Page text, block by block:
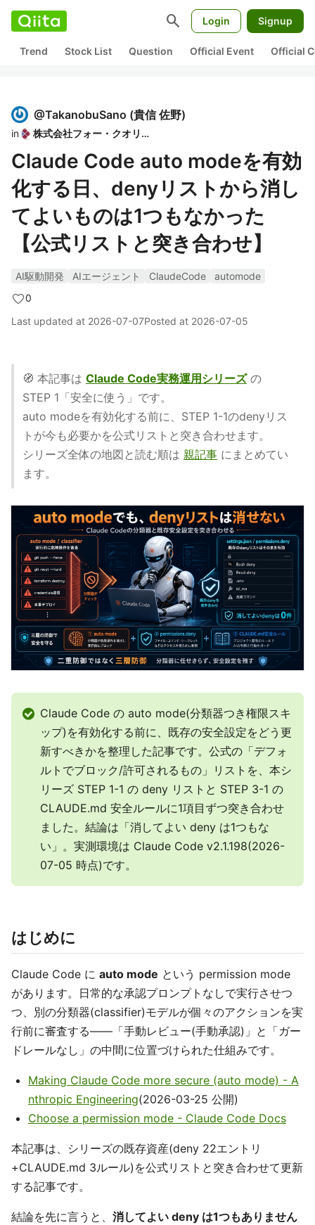
search Login Signup
Trend Stock List Question Official Event Official
@TakanobuSano (貴信 佐野)
in 株式会社フォー・クオリア
Claude Code auto modeを有効
化する日、denyリストから消し
てよいものは1つもなかった
【公式リストと突き合わせ】
AI駆動開発 AIエージェント ClaudeCode
automode
0
Last updated at 2026-07-07Posted at 2026-07-05
🧭 本記事は Claude Code実務運用シリーズの
STEP 1「安全に使う」です。
auto modeを有効化する前に、STEP 1-1のdenyリス
トが今も必要かを公式リストと突き合わせます。
シリーズ全体の地図と読む順は 親記事 にまとめてい
ます。
Claude Code の auto mode(分類器つき権限スキ
ップ)を有効化する前に、既存の安全設定をどう更
新すべきかを整理した記事です。公式の「デフォ
ルトでブロック/許可されるもの」リストを、本シ
リーズ STEP 1-1 の deny リストと STEP 3-1 の
CLAUDE.md 安全ルールに1項目ずつ突き合わせ
ました。結論は「消してよい deny は1つもな
い」。実測環境は Claude Code v2.1.198(2026-
07-05 時点)です。
はじめに
Claude Code に auto mode という permission mode
があります。日常的な承認プロンプトなしで実行させつ
つ、別の分類器(classifier)モデルが個々のアクションを実
行前に審査する——「手動レビュー(手動承認)」と「ガー
ドレールなし」の中間に位置づけられた仕組みです。
Making Claude Code more secure (auto mode) - A
nthropic Engineering(2026-03-25 公開)
Choose a permission mode - Claude Code Docs
本記事は、シリーズの既存資産(deny 22エントリ
+CLAUDE.md 3ルール)を公式リストと突き合わせて更新
する記事です。
結論を先に言うと、 消してよい deny は1つもありません